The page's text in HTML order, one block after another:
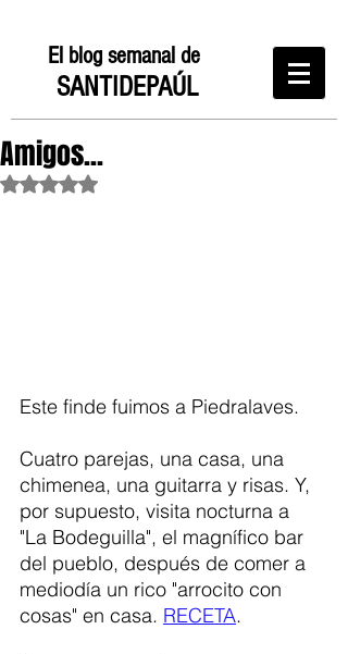
El blog semanal de
SANTIDEPAÚL
Amigos...
Obtuvo NaN de 5 estrellas.
Este finde fuimos a Piedralaves.
Cuatro parejas, una casa, una
chimenea, una guitarra y risas. Y,
por supuesto, visita nocturna a
"La Bodeguilla", el magnífico bar
del pueblo, después de comer a
mediodía un rico "arrocito con
cosas" en casa. RECETA.